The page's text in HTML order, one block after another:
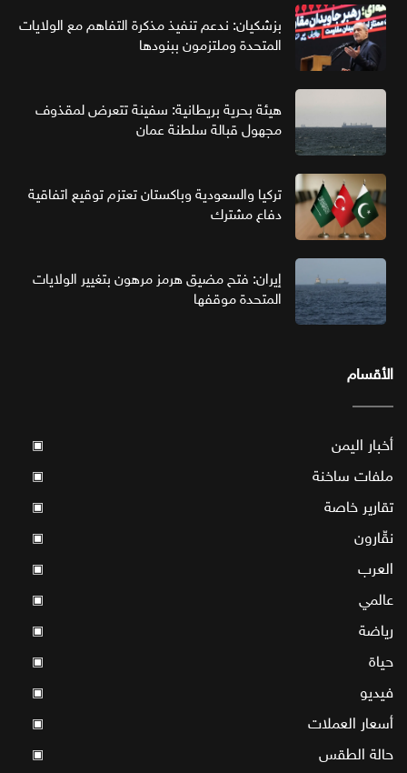
بزشكيان: ندعم تنفيذ مذكرة التفاهم مع الولايات
المتحدة وملتزمون ببنودها
هيئة بحرية بريطانية: سفينة تتعرض لمقذوف
مجهول قبالة سلطنة عمان
تركيا والسعودية وباكستان تعتزم توقيع اتفاقية
دفاع مشترك
إيران: فتح مضيق هرمز مرهون بتغيير الولايات
المتحدة موقفها
الأقسام
أخبار اليمن ▣
ملفات ساخنة ▣
تقارير خاصة ▣
نقّارون ▣
العرب ▣
عالمي ▣
رياضة ▣
حياة ▣
فيديو ▣
أسعار العملات ▣
حالة الطقس ▣